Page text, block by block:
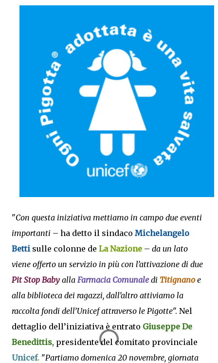
"Con questa iniziativa mettiamo in campo due eventi
importanti – ha detto il sindaco Michelangelo
Betti sulle colonne de La Nazione – da un lato
viene offerto un servizio in più con l’attivazione di due
Pit Stop Baby alla Farmacia Comunaledi Titignano e
alla biblioteca dei ragazzi, dall’altro attiviamo la
raccolta fondi dell’Unicef attraverso le Pigotte". Nel
dettaglio dell’iniziativa è entrato Giuseppe De
Benedittis, presidente del comitato provinciale
Unicef. "Partiamo domenica 20 novembre, giornata